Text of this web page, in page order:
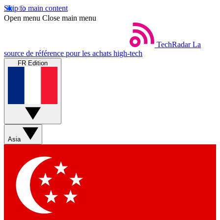
Skip to main content
Open menu Close main menu
TechRadar La
source de référence pour les achats high-tech
FR Edition
Asia